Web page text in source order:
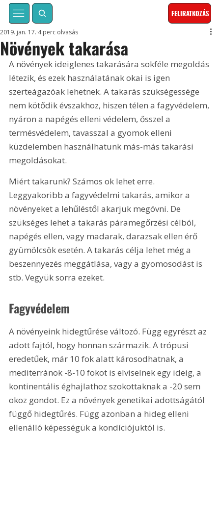
FELIRATKOZÁS
Növények takarása
2019. jan. 17. 4 perc olvasás
A növények ideiglenes takarására sokféle megoldás
létezik, és ezek használatának okai is igen
szerteágazóak lehetnek. A takarás szükségessége
nem kötődik évszakhoz, hiszen télen a fagyvédelem,
nyáron a napégés elleni védelem, ősszel a
termésvédelem, tavasszal a gyomok elleni
küzdelemben használhatunk más-más takarási
megoldásokat.
Miért takarunk? Számos ok lehet erre.
Leggyakoribb a fagyvédelmi takarás, amikor a
növényeket a lehűléstől akarjuk megóvni. De
szükséges lehet a takarás páramegőrzési célból,
napégés ellen, vagy madarak, darazsak ellen érő
gyümölcsök esetén. A takarás célja lehet még a
beszennyezés meggátlása, vagy a gyomosodást is
stb. Vegyük sorra ezeket.
Fagyvédelem
A növényeink hidegtűrése változó. Függ egyrészt az
adott fajtól, hogy honnan származik. A trópusi
eredetűek, már 10 fok alatt károsodhatnak, a
mediterránok -8-10 fokot is elviselnek egy ideig, a
kontinentális éghajlathoz szokottaknak a -20 sem
okoz gondot. Ez a növények genetikai adottságától
függő hidegtűrés. Függ azonban a hideg elleni
ellenálló képességük a kondíciójuktól is.